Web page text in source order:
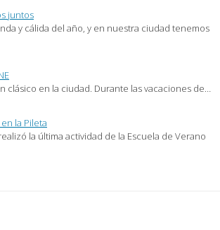
juntos
y cálida del año, y en nuestra ciudad tenemos
clásico en la ciudad. Durante las vacaciones de…
la Pileta
la última actividad de la Escuela de Verano